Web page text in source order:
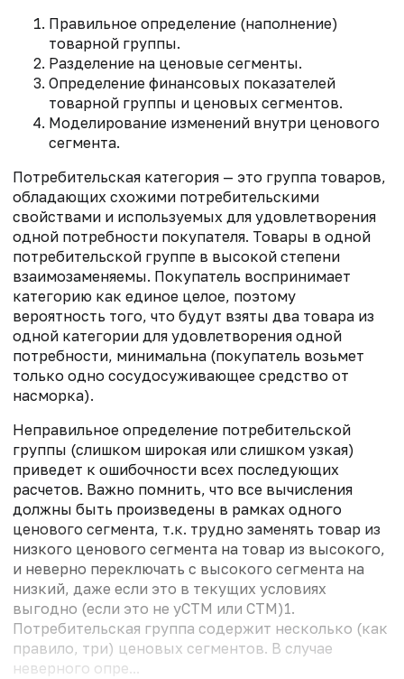
Правильное определение (наполнение)
товарной группы.
Разделение на ценовые сегменты.
Определение финансовых показателей
товарной группы и ценовых сегментов.
Моделирование изменений внутри ценового
сегмента.
Потребительская категория — это группа товаров,
обладающих схожими потребительскими
свойствами и используемых для удовлетворения
одной потребности покупателя. Товары в одной
потребительской группе в высокой степени
взаимозаменяемы. Покупатель воспринимает
категорию как единое целое, поэтому
вероятность того, что будут взяты два товара из
одной категории для удовлетворения одной
потребности, минимальна (покупатель возьмет
только одно сосудосуживающее средство от
насморка).
Неправильное определение потребительской
группы (слишком широкая или слишком узкая)
приведет к ошибочности всех последую­щих
расчетов. Важно помнить, что все вычисления
должны быть произведены в рамках одного
ценового сегмента, т.к. трудно заменять товар из
низкого ценового сегмента на товар из высокого,
и неверно переключать с высокого сегмента на
низкий, даже если это в текущих условиях
выгодно (если это не уСТМ или СТМ)1.
Потребительская группа содержит несколько (как
правило, три) ценовых сегментов. В случае
неверного опре...